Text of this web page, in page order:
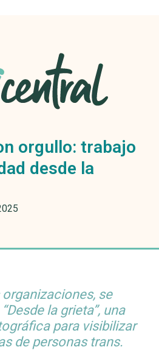
orgullo: trabajo
desde la
se
la grieta”, una
para visibilizar
de personas trans.